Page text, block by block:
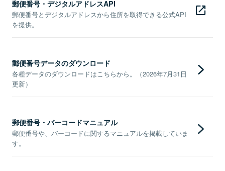
郵便番号・デジタルアドレスAPI
郵便番号とデジタルアドレスから住所を取得できる公式API
を提供。
郵便番号データのダウンロード
各種データのダウンロードはこちらから。（2026年7月31日
更新）
郵便番号・バーコードマニュアル
郵便番号や、バーコードに関するマニュアルを掲載していま
す。